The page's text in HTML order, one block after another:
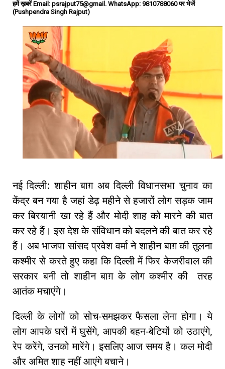
हमें ख़बरें Email: psrajput75@gmail. WhatsApp: 9810788060 पर भेजें
(Pushpendra Singh Rajput)
नई दिल्ली: शाहीन बाग़ अब दिल्ली विधानसभा चुनाव का
केंद्र बन गया है जहां डेढ़ महीने से हजारों लोग सड़क जाम
कर बिरयानी खा रहे हैं और मोदी शाह को मारने की बात
कर रहे हैं। इस देश के संविधान को बदलने की बात कर रहे
हैं। अब भाजपा सांसद प्रवेश वर्मा ने शाहीन बाग़ की तुलना
कश्मीर से करते हुए कहा कि दिल्ली में फिर केजरीवाल की
सरकार बनी तो शाहीन बाग़ के लोग कश्मीर की तरह
आतंक मचाएंगे।
दिल्ली के लोगों को सोच-समझकर फैसला लेना होगा। ये
लोग आपके घरों में घुसेंगे, आपकी बहन-बेटियों को उठाएंगे,
रेप करेंगे, उनको मारेंगे। इसलिए आज समय है। कल मोदी
और अमित शाह नहीं आएंगे बचाने।